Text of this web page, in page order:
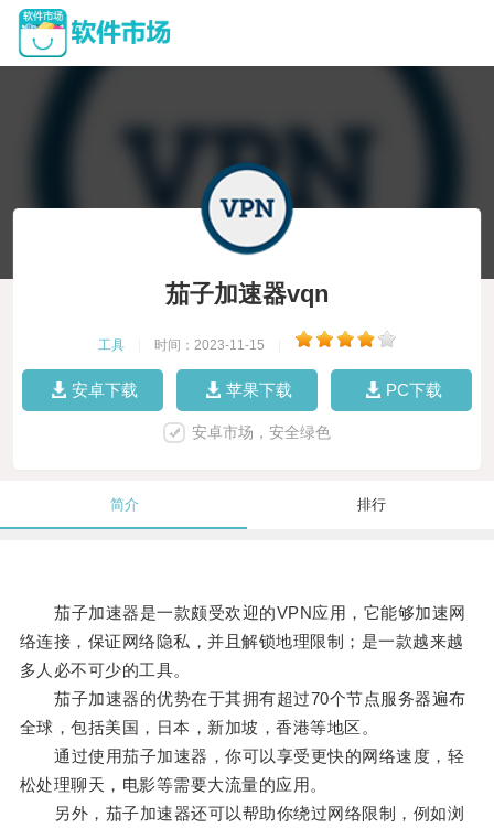
茄子加速器vqn
工具 时间：2023-11-15
安卓下载 苹果下载 PC下载
安卓市场，安全绿色
简介 排行
茄子加速器是一款颇受欢迎的VPN应用，它能够加速网
络连接，保证网络隐私，并且解锁地理限制；是一款越来越
多人必不可少的工具。
茄子加速器的优势在于其拥有超过70个节点服务器遍布
全球，包括美国，日本，新加坡，香港等地区。
通过使用茄子加速器，你可以享受更快的网络速度，轻
松处理聊天，电影等需要大流量的应用。
另外，茄子加速器还可以帮助你绕过网络限制，例如浏